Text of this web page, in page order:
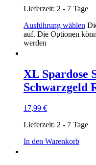
Lieferzeit: 2 - 7 Tage
Ausführung wählen
auf. Die Optionen
werden
XL Spardose
Schwarzgeld
17,99 €
Lieferzeit: 2 - 7 Tage
In den Warenkorb